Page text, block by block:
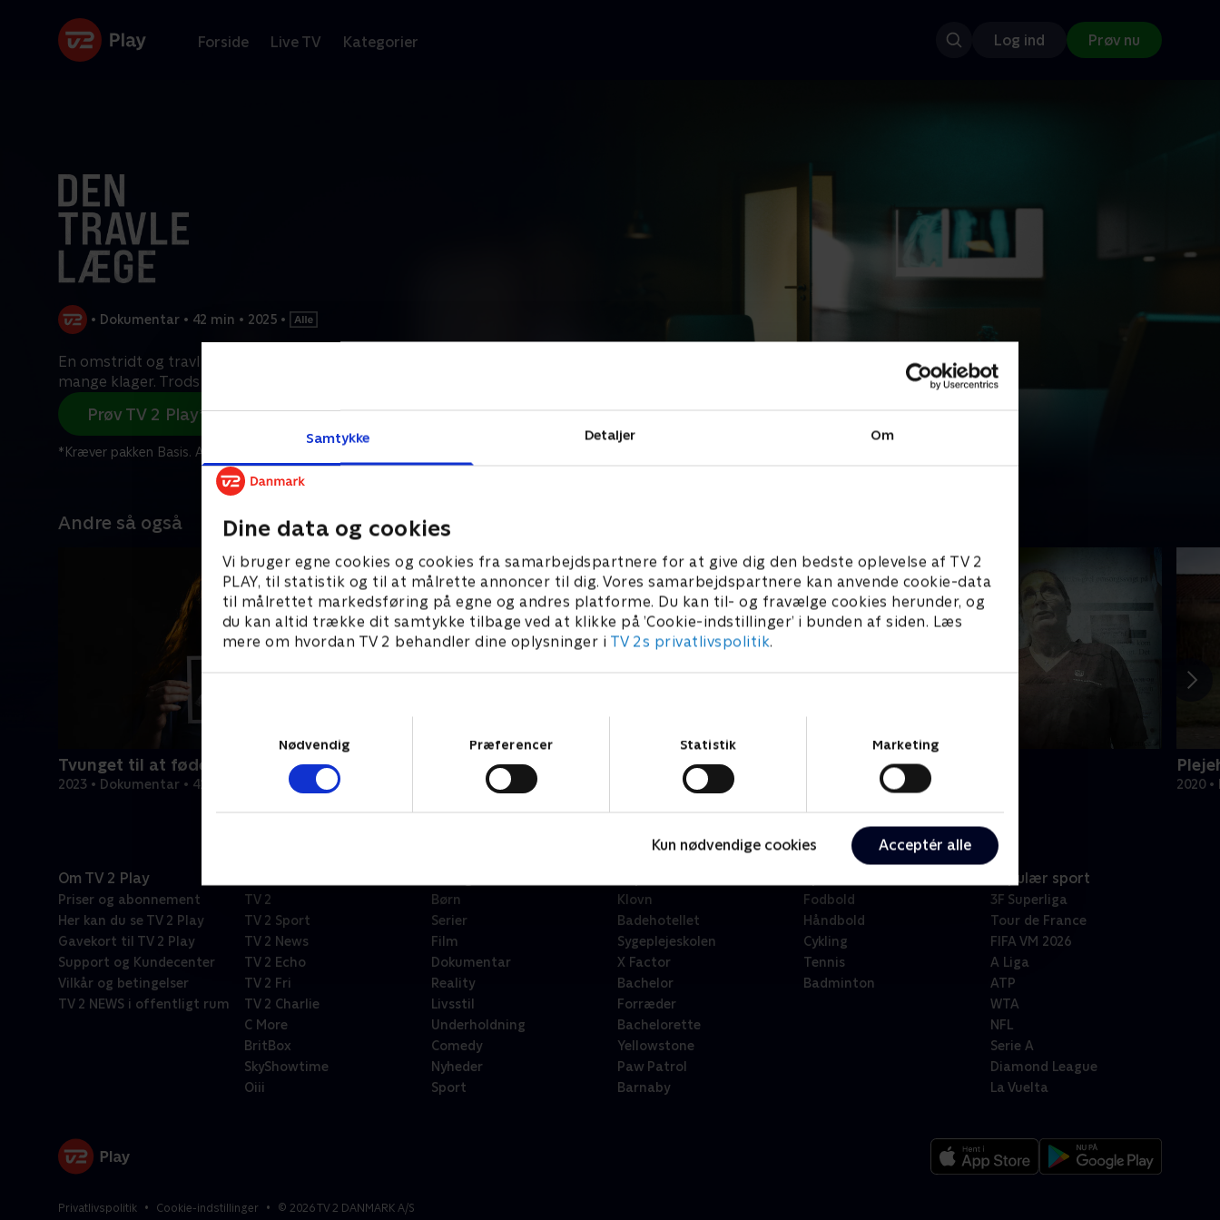
Samtykke Detaljer Om
Dine data og cookies
Vi bruger egne cookies og cookies fra samarbejdspartnere for at give dig den bedste oplevelse af TV 2
PLAY, til statistik og til at målrette annoncer til dig. Vores samarbejdspartnere kan anvende cookie-data
til målrettet markedsføring på egne og andres platforme. Du kan til- og fravælge cookies herunder, og
du kan altid trække dit samtykke tilbage ved at klikke på ’Cookie-indstillinger’ i bunden af siden. Læs
mere om hvordan TV 2 behandler dine oplysninger i TV 2s privatlivspolitik.
Nødvendig
Præferencer Statistik Marketing
Kun nødvendige cookies Acceptér alle
Forside Live TV Kategorier Log ind Prøv nu
• Dokumentar • 42 min • 2025 •
En omstridt og travl læge i Nordjylland har fået usædvanligt
mange klager. Trods gentagende kritik undrer
Prøv TV 2 Play*
*Kræver pakken Basis. Administrer dit abonnement på Mit TV 2.
Andre så også
Tvunget til at føde
2023 • Dokumentar • 41 min
Hun skjulte et lig i haven
2026 • Dokumentar • 48 min
Opråb fra plejehjemmet
2022 • Dokumentar • 44 min 2020
Om TV 2 Play
Priser og abonnement
Her kan du se TV 2 Play
Gavekort til TV 2 Play
Support og Kundecenter
Vilkår og betingelser
TV 2 NEWS i offentligt rum
TV 2
TV 2 Sport
TV 2 News
TV 2 Echo
TV 2 Fri
TV 2 Charlie
C More
BritBox
SkyShowtime
Oiii
Børn
Serier
Film
Dokumentar
Reality
Livsstil
Underholdning
Comedy
Nyheder
Sport
Klovn
Badehotellet
Sygeplejeskolen
X Factor
Bachelor
Forræder
Bachelorette
Yellowstone
Paw Patrol
Barnaby
Fodbold
Håndbold
Cykling
Tennis
Badminton
Populær sport
3F Superliga
Tour de France
FIFA VM 2026
A Liga
ATP
WTA
NFL
Serie A
Diamond League
La Vuelta
Privatlivspolitik Cookie-indstillinger © 2026TV 2 DANMARK A/S